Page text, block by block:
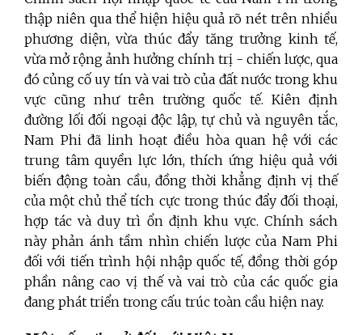
thập niên qua thể hiện hiệu quả rõ nét trên nhiều
phương diện, vừa thúc đẩy tăng trưởng kinh tế,
vừa mở rộng ảnh hưởng chính trị - chiến lược, qua
đó củng cố uy tín và vai trò của đất nước trong khu
vực cũng như trên trường quốc tế. Kiên định
đường lối đối ngoại độc lập, tự chủ và nguyên tắc,
Nam Phi đã linh hoạt điều hòa quan hệ với các
trung tâm quyền lực lớn, thích ứng hiệu quả với
biến động toàn cầu, đồng thời khẳng định vị thế
của một chủ thể tích cực trong thúc đẩy đối thoại,
hợp tác và duy trì ổn định khu vực. Chính sách
này phản ánh tầm nhìn chiến lược của Nam Phi
đối với tiến trình hội nhập quốc tế, đồng thời góp
phần nâng cao vị thế và vai trò của các quốc gia
đang phát triển trong cấu trúc toàn cầu hiện nay.